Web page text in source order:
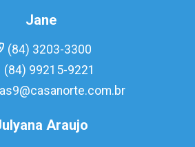
Jane
(84) 3203-3300
(84) 99215-9221
Araujo